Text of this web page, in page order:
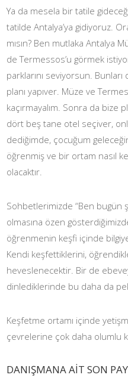
Ya da mesela bir tatile
tatilde Antalya’ya gidiyoruz.
mısın? Ben mutlaka Antalya
de Termessos’u görmek
parklarını seviyorsun.
planı yapıver. Müze ve
kaçırmayalım. Sonra da bize
dört beş tane otel seçiver,
dediğimde, çocuğum
öğrenmiş ve bir ortam nasıl
olacaktır.
Sohbetlerimizde “Ben bugün
olmasına özen
öğrenmenin keşfi içinde
Kendi keşfettiklerini,
heveslenecektir. Bir de
dinlediklerinde bu daha da
Keşfetme ortamı içinde
çevrelerine çok daha olumlu
DANIŞMANA AİT SON